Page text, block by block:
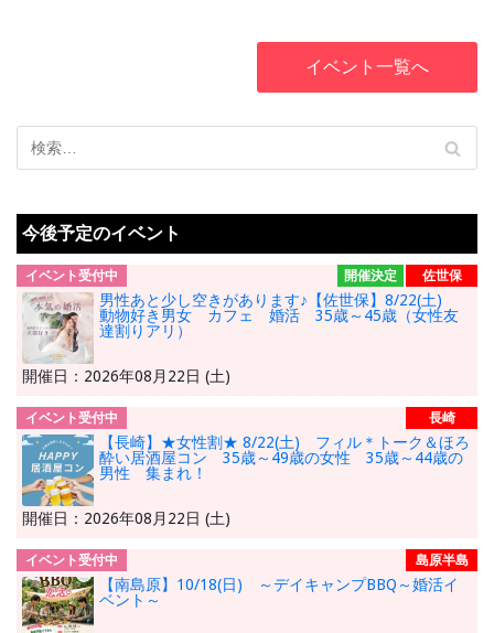
イベント一覧へ
今後予定のイベント
イベント受付中 開催決定 佐世保
男性あと少し空きがあります♪【佐世保】8/22(土)
動物好き男女 カフェ 婚活 35歳～45歳（女性友
達割りアリ）
開催日：2026年08月22日 (土)
イベント受付中 長崎
【長崎】★女性割★ 8/22(土) フィル＊トーク＆ほろ
酔い居酒屋コン 35歳～49歳の女性 35歳～44歳の
男性 集まれ！
開催日：2026年08月22日 (土)
イベント受付中 島原半島
【南島原】10/18(日) ～デイキャンプBBQ～婚活イ
ベント～